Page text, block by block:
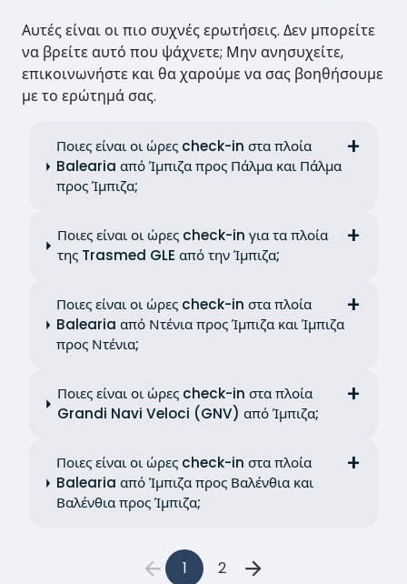
Αυτές είναι οι πιο συχνές ερωτήσεις. Δεν μπορείτε
να βρείτε αυτό που ψάχνετε; Μην ανησυχείτε,
επικοινωνήστε και θα χαρούμε να σας βοηθήσουμε
με το ερώτημά σας.
Ποιες είναι οι ώρες check-in στα πλοία
Balearia από Ίμπιζα προς Πάλμα και Πάλμα
προς Ίμπιζα;
Ποιες είναι οι ώρες check-in για τα πλοία
της Trasmed GLE από την Ίμπιζα;
Ποιες είναι οι ώρες check-in στα πλοία
Balearia από Ντένια προς Ίμπιζα και Ίμπιζα
προς Ντένια;
Ποιες είναι οι ώρες check-in στα πλοία
Grandi Navi Veloci (GNV) από Ίμπιζα;
Ποιες είναι οι ώρες check-in στα πλοία
Balearia από Ίμπιζα προς Βαλένθια και
Βαλένθια προς Ίμπιζα;
1 2